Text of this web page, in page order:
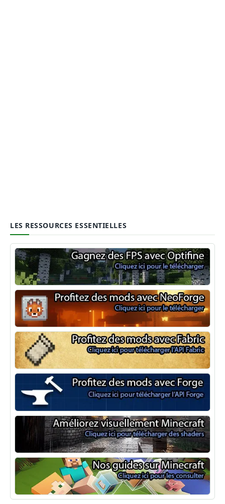
LES RESSOURCES ESSENTIELLES
Optifine
NeoForge
Minecraft Fabric
Minecraft Forge
Shaders Minecraft
Guide Minecraft